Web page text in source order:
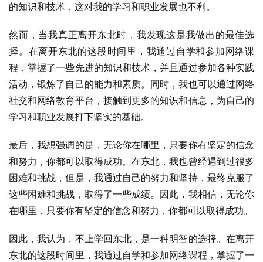
的知识和技术，这对我的学习和职业发展也不利。
然而，当我真正离开东北时，我发现这是我做出的最佳选
择。在离开东北的这段时间里，我通过自学和参加网络课
程，掌握了一些先进的知识和技术，并且通过参加各种实践
活动，锻炼了自己的能力和素质。同时，我也可以通过网络
社交和网络教育平台，接触到更多的知识和信息，为自己的
学习和职业发展打下坚实的基础。
最后，我想强调的是，无论你在哪里，只要你有坚定的信念
和努力，你都可以取得成功。在东北，我也曾经遇到过很多
困难和挑战，但是，我通过自己的努力和坚持，最终克服了
这些困难和挑战，取得了一些成绩。因此，我相信，无论你
在哪里，只要你有坚定的信念和努力，你都可以取得成功。
因此，我认为，不上学回东北，是一种明智的选择。在离开
东北的这段时间里，我通过自学和参加网络课程，掌握了一